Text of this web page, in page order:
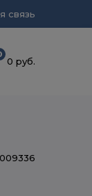
связь
0 руб.